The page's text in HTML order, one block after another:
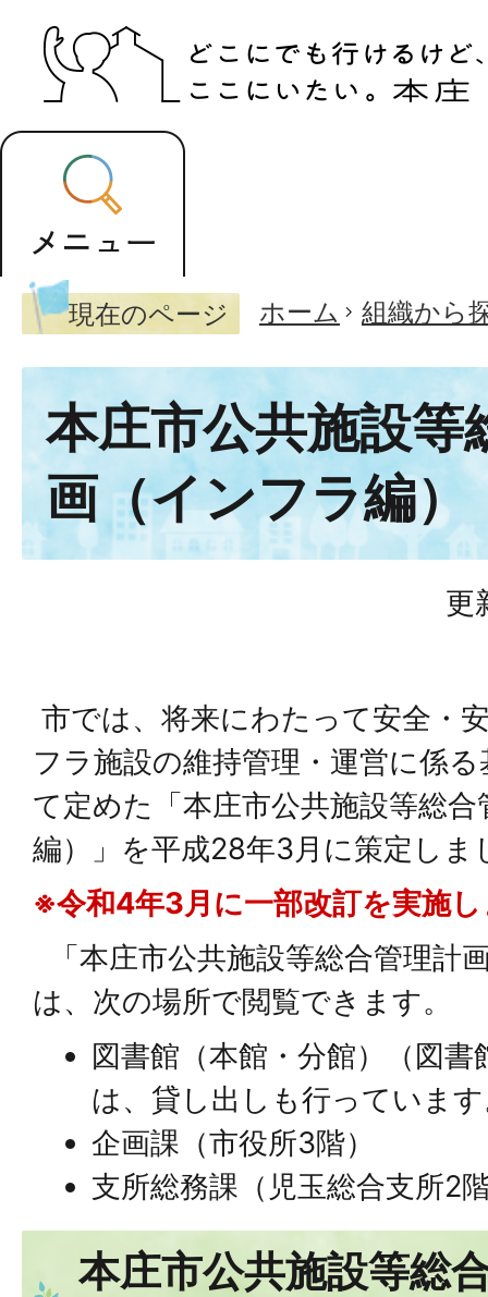
現在のページ ホーム 組織から
本庄市公共施設等
画（インフラ編）
更
市では、将来にわたって安全・
フラ施設の維持管理・運営に係
て定めた「本庄市公共施設等総
編）」を平成28年3月に策定しま
※令和4年3月に一部改訂を実施
「本庄市公共施設等総合管理計
は、次の場所で閲覧できます。
図書館（本館・分館）（図
は、貸し出しも行っていま
企画課（市役所3階）
支所総務課（児玉総合支所2
本庄市公共施設等総